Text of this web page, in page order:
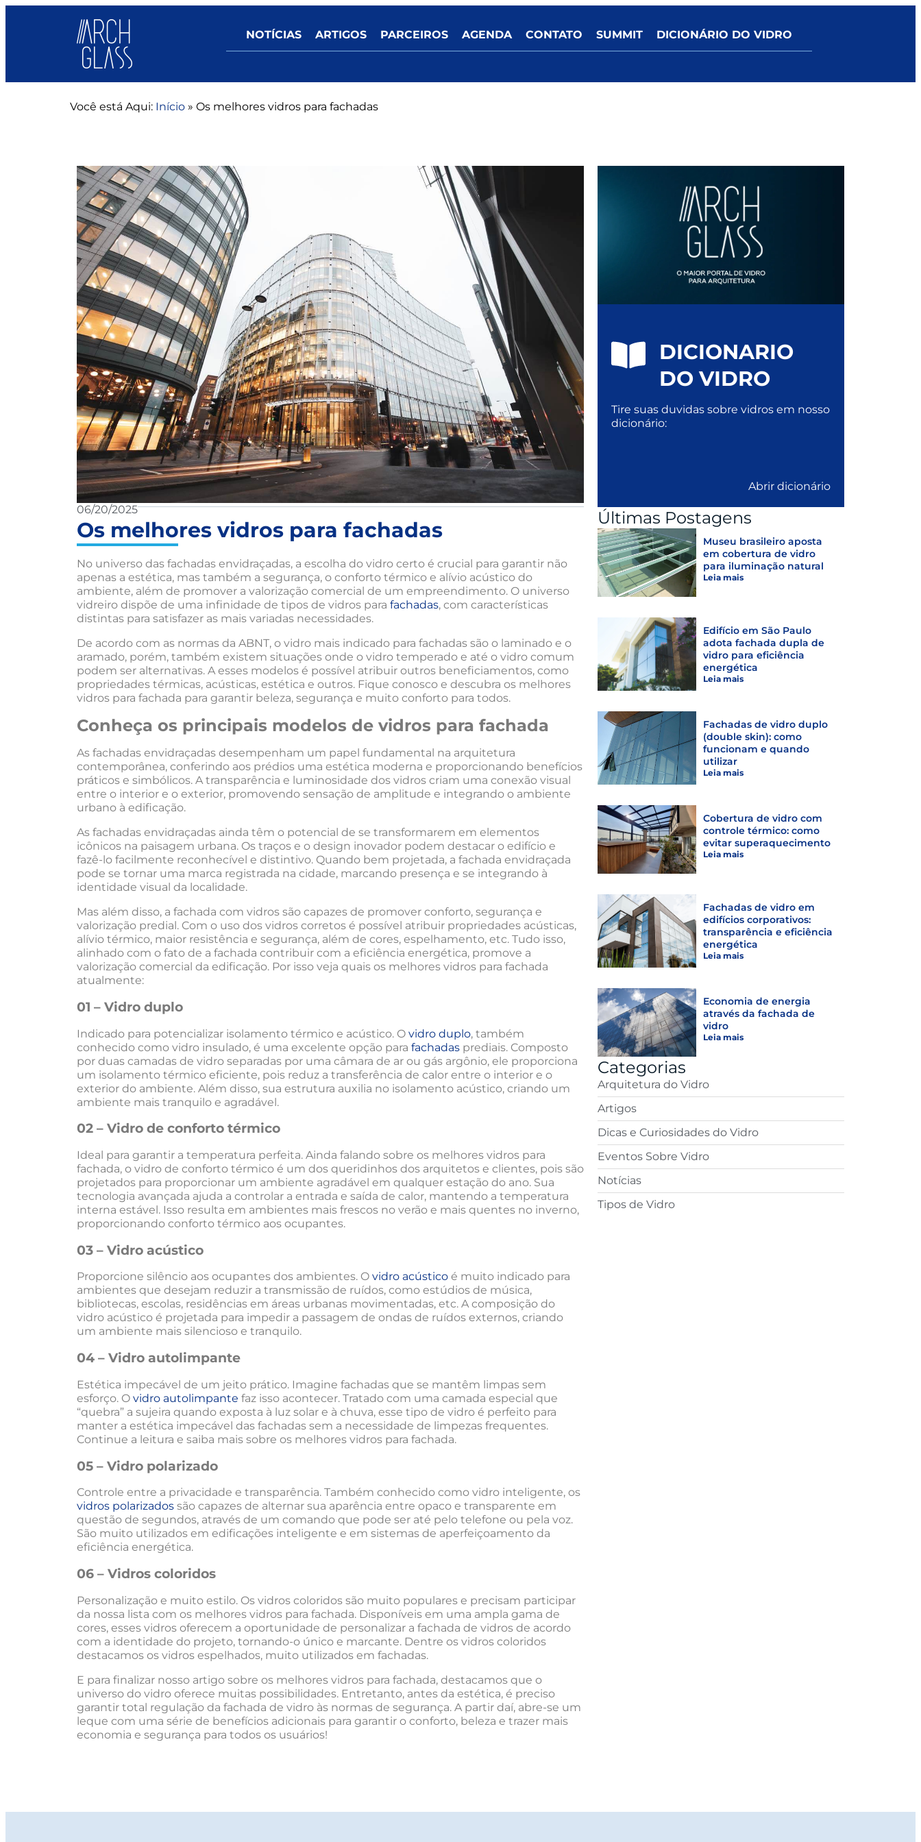
NOTÍCIAS ARTIGOS PARCEIROS AGENDA CONTATO SUMMIT DICIONÁRIO DO VIDRO
Você está Aqui: Início » Os melhores vidros para fachadas
06/20/2025
Os melhores vidros para fachadas
No universo das fachadas envidraçadas, a escolha do vidro certo é crucial para garantir não
apenas a estética, mas também a segurança, o conforto térmico e alívio acústico do
ambiente, além de promover a valorização comercial de um empreendimento. O universo
vidreiro dispõe de uma infinidade de tipos de vidros para fachadas, com características
distintas para satisfazer as mais variadas necessidades.
De acordo com as normas da ABNT, o vidro mais indicado para fachadas são o laminado e o
aramado, porém, também existem situações onde o vidro temperado e até o vidro comum
podem ser alternativas. A esses modelos é possível atribuir outros beneficiamentos, como
propriedades térmicas, acústicas, estética e outros. Fique conosco e descubra os melhores
vidros para fachada para garantir beleza, segurança e muito conforto para todos.
Conheça os principais modelos de vidros para fachada
As fachadas envidraçadas desempenham um papel fundamental na arquitetura
contemporânea, conferindo aos prédios uma estética moderna e proporcionando benefícios
práticos e simbólicos. A transparência e luminosidade dos vidros criam uma conexão visual
entre o interior e o exterior, promovendo sensação de amplitude e integrando o ambiente
urbano à edificação.
As fachadas envidraçadas ainda têm o potencial de se transformarem em elementos
icônicos na paisagem urbana. Os traços e o design inovador podem destacar o edifício e
fazê-lo facilmente reconhecível e distintivo. Quando bem projetada, a fachada envidraçada
pode se tornar uma marca registrada na cidade, marcando presença e se integrando à
identidade visual da localidade.
Mas além disso, a fachada com vidros são capazes de promover conforto, segurança e
valorização predial. Com o uso dos vidros corretos é possível atribuir propriedades acústicas,
alívio térmico, maior resistência e segurança, além de cores, espelhamento, etc. Tudo isso,
alinhado com o fato de a fachada contribuir com a eficiência energética, promove a
valorização comercial da edificação. Por isso veja quais os melhores vidros para fachada
atualmente:
01 – Vidro duplo
Indicado para potencializar isolamento térmico e acústico. O vidro duplo, também
conhecido como vidro insulado, é uma excelente opção para fachadas prediais. Composto
por duas camadas de vidro separadas por uma câmara de ar ou gás argônio, ele proporciona
um isolamento térmico eficiente, pois reduz a transferência de calor entre o interior e o
exterior do ambiente. Além disso, sua estrutura auxilia no isolamento acústico, criando um
ambiente mais tranquilo e agradável.
02 – Vidro de conforto térmico
Ideal para garantir a temperatura perfeita. Ainda falando sobre os melhores vidros para
fachada, o vidro de conforto térmico é um dos queridinhos dos arquitetos e clientes, pois são
projetados para proporcionar um ambiente agradável em qualquer estação do ano. Sua
tecnologia avançada ajuda a controlar a entrada e saída de calor, mantendo a temperatura
interna estável. Isso resulta em ambientes mais frescos no verão e mais quentes no inverno,
proporcionando conforto térmico aos ocupantes.
03 – Vidro acústico
Proporcione silêncio aos ocupantes dos ambientes. O vidro acústico é muito indicado para
ambientes que desejam reduzir a transmissão de ruídos, como estúdios de música,
bibliotecas, escolas, residências em áreas urbanas movimentadas, etc. A composição do
vidro acústico é projetada para impedir a passagem de ondas de ruídos externos, criando
um ambiente mais silencioso e tranquilo.
04 – Vidro autolimpante
Estética impecável de um jeito prático. Imagine fachadas que se mantêm limpas sem
esforço. O vidro autolimpante faz isso acontecer. Tratado com uma camada especial que
“quebra” a sujeira quando exposta à luz solar e à chuva, esse tipo de vidro é perfeito para
manter a estética impecável das fachadas sem a necessidade de limpezas frequentes.
Continue a leitura e saiba mais sobre os melhores vidros para fachada.
05 – Vidro polarizado
Controle entre a privacidade e transparência. Também conhecido como vidro inteligente, os
vidros polarizados são capazes de alternar sua aparência entre opaco e transparente em
questão de segundos, através de um comando que pode ser até pelo telefone ou pela voz.
São muito utilizados em edificações inteligente e em sistemas de aperfeiçoamento da
eficiência energética.
06 – Vidros coloridos
Personalização e muito estilo. Os vidros coloridos são muito populares e precisam participar
da nossa lista com os melhores vidros para fachada. Disponíveis em uma ampla gama de
cores, esses vidros oferecem a oportunidade de personalizar a fachada de vidros de acordo
com a identidade do projeto, tornando-o único e marcante. Dentre os vidros coloridos
destacamos os vidros espelhados, muito utilizados em fachadas.
E para finalizar nosso artigo sobre os melhores vidros para fachada, destacamos que o
universo do vidro oferece muitas possibilidades. Entretanto, antes da estética, é preciso
garantir total regulação da fachada de vidro às normas de segurança. A partir daí, abre-se um
leque com uma série de benefícios adicionais para garantir o conforto, beleza e trazer mais
economia e segurança para todos os usuários!
DICIONARIO
DO VIDRO
Tire suas duvidas sobre vidros em nosso
dicionário:
Abrir dicionário
Últimas Postagens
Museu brasileiro aposta
em cobertura de vidro
para iluminação natural
Leia mais
Edifício em São Paulo
adota fachada dupla de
vidro para eficiência
energética
Leia mais
Fachadas de vidro duplo
(double skin): como
funcionam e quando
utilizar
Leia mais
Cobertura de vidro com
controle térmico: como
evitar superaquecimento
Leia mais
Fachadas de vidro em
edifícios corporativos:
transparência e eficiência
energética
Leia mais
Economia de energia
através da fachada de
vidro
Leia mais
Categorias
Arquitetura do Vidro
Artigos
Dicas e Curiosidades do Vidro
Eventos Sobre Vidro
Notícias
Tipos de Vidro